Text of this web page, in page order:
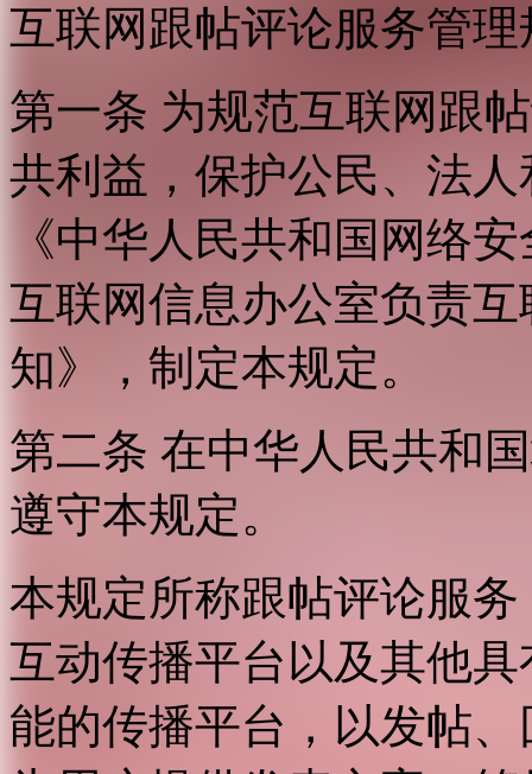
互联网跟帖评论服务管理
第一条 为规范互联网跟
共利益，保护公民、法
《中华人民共和国网络
互联网信息办公室负责
知》，制定本规定。
第二条 在中华人民共和
遵守本规定。
本规定所称跟帖评论服
互动传播平台以及其他
能的传播平台，以发帖